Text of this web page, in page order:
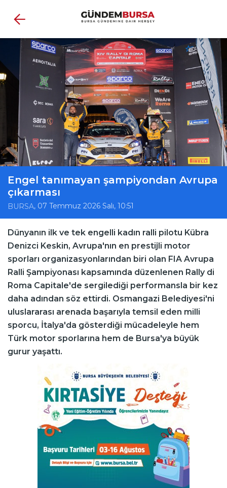
Engel tanımayan şampiyondan Avrupa
çıkarması
BURSA, 07 Temmuz 2026 Salı, 10:51
Dünyanın ilk ve tek engelli kadın ralli pilotu Kübra
Denizci Keskin, Avrupa'nın en prestijli motor
sporları organizasyonlarından biri olan FIA Avrupa
Ralli Şampiyonası kapsamında düzenlenen Rally di
Roma Capitale'de sergilediği performansla bir kez
daha adından söz ettirdi. Osmangazi Belediyesi'ni
uluslararası arenada başarıyla temsil eden milli
sporcu, İtalya'da gösterdiği mücadeleyle hem
Türk motor sporlarına hem de Bursa'ya büyük
gurur yaşattı.